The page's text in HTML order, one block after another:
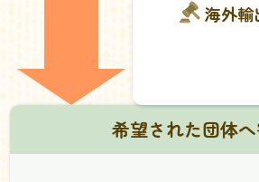
海外輸
希望された団体